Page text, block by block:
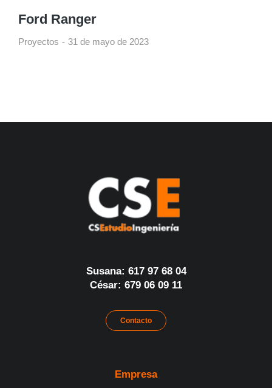
Ford Ranger
Proyectos 31 de mayo de 2023
Susana: 617 97 68 04
César: 679 06 09 11
Contacto
Empresa